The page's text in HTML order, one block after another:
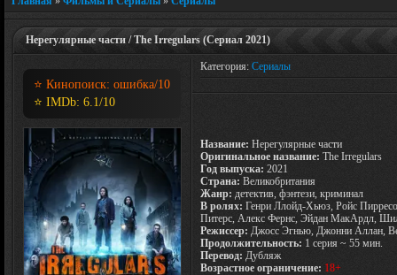
Нерегулярные части / The Irregulars (Сериал 2021)
⭐ Кинопоиск: ошибка/10
⭐ IMDb: 6.1/10
Категория: Сериалы
Название: Нерегулярные части
Оригинальное название: The Irregulars
Год выпуска: 2021
Страна: Великобритания
Жанр: детектив, фэнтези, криминал
В ролях: Генри Ллойд-Хьюз, Ройс
Питерс, Алекс Фернс, Эйдан МакАрдл,
Режиссер: Джосс Эгнью, Джонни Аллан,
Продолжительность: 1 серия ~ 55 мин.
Перевод: Дубляж
Возрастное ограничение: 18+